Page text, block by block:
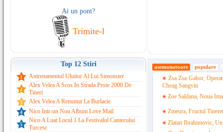
Ai un pont?
Trimite-l
Top 12 Stiri
1 Antrenamentul Uluitor Al Lui Simonster
2
Alex Velea A Scos In Strada Peste 2000 De
Tineri
3 Alex Velea A Renuntat La Burlacie
4 Nico Intr-un Nou Album Love Mail
5
Nico A Luat Locul 1 La Festivalul Cantecului
Turcesc
asemanatoare populare
Zsa Zsa Gabor,
Cheag Sangvin
Zoe Saldana, Noua
Zmeura, Fructul
Zlatan Ibrahimovic,